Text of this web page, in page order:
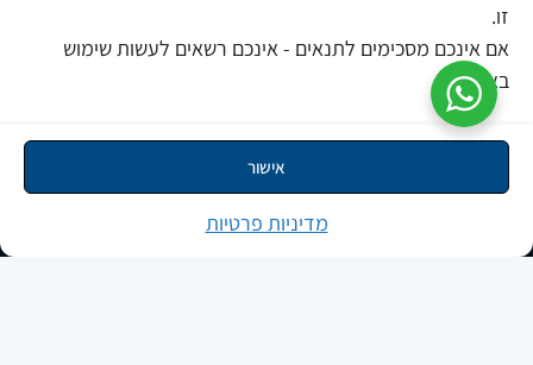
זו.
אם אינכם מסכימים לתנאים - אינכם רשאים לעשות שימוש
באתר.
אישור
מדיניות פרטיות
כתבו עלינו
צוות המשרד
הכל עלינו בשלוש שניות
רמת גן
רח' האחים בז'רנו 7